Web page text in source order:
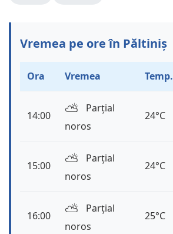
Vremea pe ore în Păltiniș
Ora Vremea Temp.
14:00 ⛅️
Parțial
noros
24°C
15:00 ⛅️
Parțial
noros
24°C
16:00 ⛅️
Parțial
noros
25°C